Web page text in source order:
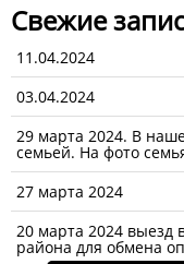
Свежие
11.04.2024
03.04.2024
29 марта 2024. В
семьей. На фото
27 марта 2024
20 марта 2024 выезд
района для обмена